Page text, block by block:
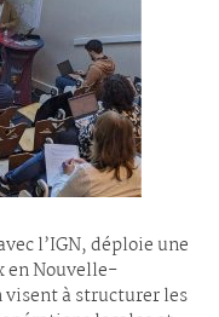
l’IGN, déploie une
en Nouvelle-
à structurer les